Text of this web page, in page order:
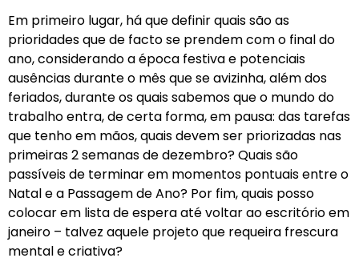
Em primeiro lugar, há que definir quais são as
prioridades que de facto se prendem com o final do
ano, considerando a época festiva e potenciais
ausências durante o mês que se avizinha, além dos
feriados, durante os quais sabemos que o mundo do
trabalho entra, de certa forma, em pausa: das tarefas
que tenho em mãos, quais devem ser priorizadas nas
primeiras 2 semanas de dezembro? Quais são
passíveis de terminar em momentos pontuais entre o
Natal e a Passagem de Ano? Por fim, quais posso
colocar em lista de espera até voltar ao escritório em
janeiro – talvez aquele projeto que requeira frescura
mental e criativa?